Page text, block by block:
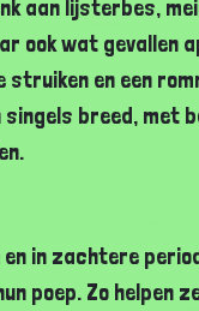
aan lijsterbes,
ook wat gevallen
en een
singels breed, met
in zachtere
poep. Zo helpen